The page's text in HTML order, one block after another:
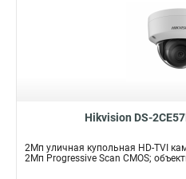
Hikvision DS-
2Мп уличная купольная HD-TVI
2Мп Progressive Scan CMOS;